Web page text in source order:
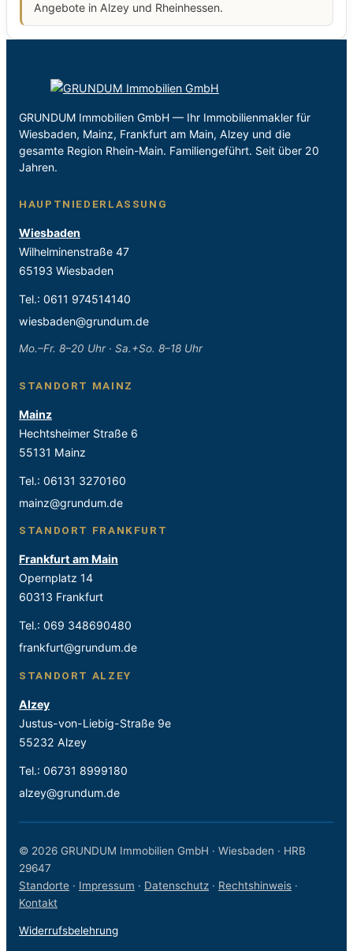
Angebote in Alzey und Rheinhessen.
GRUNDUM Immobilien GmbH — Ihr Immobilienmakler für
Wiesbaden, Mainz, Frankfurt am Main, Alzey und die
gesamte Region Rhein-Main. Familiengeführt. Seit über 20
Jahren.
HAUPTNIEDERLASSUNG
Wiesbaden
Wilhelminenstraße 47
65193 Wiesbaden
Tel.: 0611 974514140
wiesbaden@grundum.de
Mo.–Fr. 8–20 Uhr · Sa.+So. 8–18 Uhr
STANDORT MAINZ
Mainz
Hechtsheimer Straße 6
55131 Mainz
Tel.: 06131 3270160
mainz@grundum.de
STANDORT FRANKFURT
Frankfurt am Main
Opernplatz 14
60313 Frankfurt
Tel.: 069 348690480
frankfurt@grundum.de
STANDORT ALZEY
Alzey
Justus-von-Liebig-Straße 9e
55232 Alzey
Tel.: 06731 8999180
alzey@grundum.de
© 2026 GRUNDUM Immobilien GmbH · Wiesbaden · HRB
29647
Standorte · Impressum · Datenschutz · Rechtshinweis ·
Kontakt
Widerrufsbelehrung